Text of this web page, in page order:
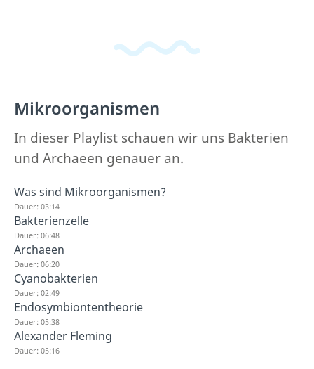
Mikroorganismen
In dieser Playlist schauen wir uns Bakterien
und Archaeen genauer an.
Was sind Mikroorganismen?
Dauer: 03:14
Bakterienzelle
Dauer: 06:48
Archaeen
Dauer: 06:20
Cyanobakterien
Dauer: 02:49
Endosymbiontentheorie
Dauer: 05:38
Alexander Fleming
Dauer: 05:16